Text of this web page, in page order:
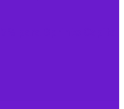
para Sprints Capital